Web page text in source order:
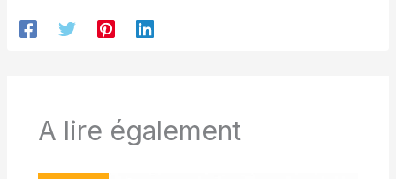
de longues distances ACCESSOIRES INCLUS : adaptateur
de trépied et étui de transport pour un transport et un
A lire également